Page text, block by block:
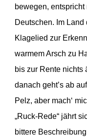
bewegen,
Deutschen. Im
Klagelied zur
warmem Arsch zu
bis zur Rente nichts
danach geht’s ab
Pelz, aber mach‘
„Ruck-Rede“ jährt
bittere